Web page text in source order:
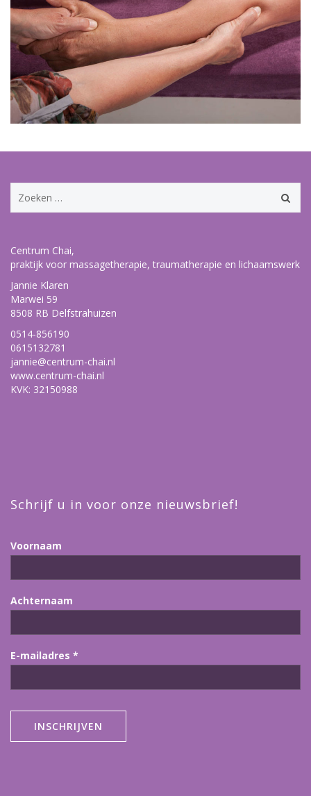
naar:
Centrum Chai,
praktijk voor massagetherapie, traumatherapie en lichaamswerk
Jannie Klaren
Marwei 59
8508 RB Delfstrahuizen
0514-856190
0615132781
jannie@centrum-chai.nl
www.centrum-chai.nl
KVK: 32150988
Schrijf u in voor onze nieuwsbrief!
Voornaam
Achternaam
E-mailadres *
INSCHRIJVEN